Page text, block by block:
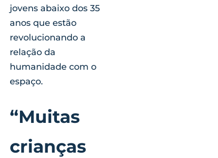
jovens abaixo dos 35
anos que estão
revolucionando a
relação da
humanidade com o
espaço.
“Muitas
crianças